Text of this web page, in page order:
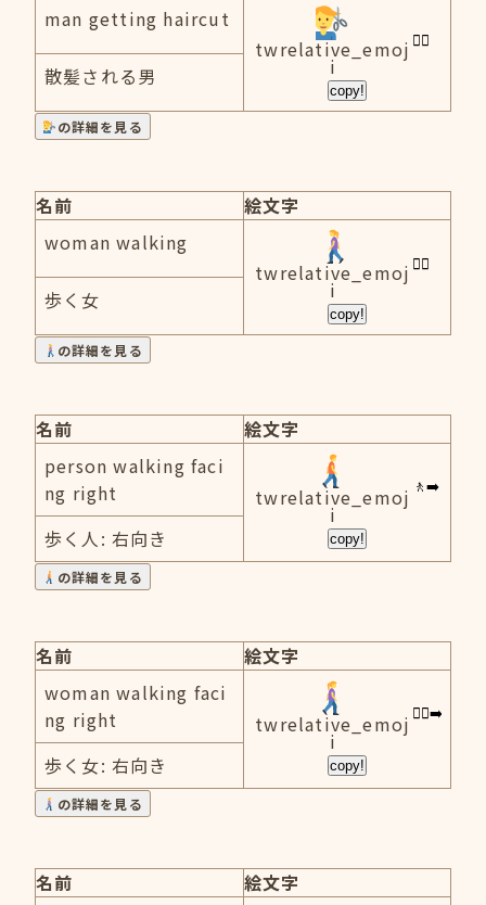
man getting haircut
twrelative_emoj
i
copy!
散髪される男
の詳細を見る
名前
絵文字
woman walking
twrelative_emoj
i
copy!
歩く女
の詳細を見る
名前
絵文字
person walking faci
ng right
twrelative_emoj
i
copy!
歩く人: 右向き
の詳細を見る
名前
絵文字
woman walking faci
ng right
twrelative_emoj
i
copy!
歩く女: 右向き
の詳細を見る
名前
絵文字